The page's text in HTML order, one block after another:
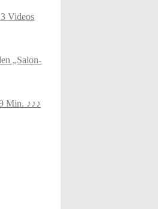
Videos
„Salon-
Min. ♪♪♪